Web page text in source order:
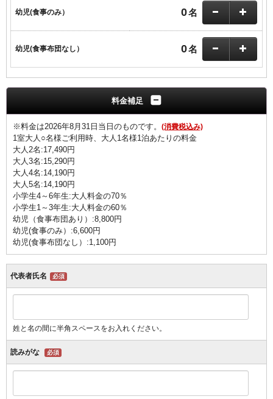
幼児(食事のみ） 0名
幼児(食事布団なし） 0名
料金補足
※料金は2026年8月31日当日のものです。 (消費税込み)
1室大人○名様ご利用時、大人1名様1泊あたりの料金
大人2名:17,490円
大人3名:15,290円
大人4名:14,190円
大人5名:14,190円
小学生4～6年生:大人料金の70％
小学生1～3年生:大人料金の60％
幼児（食事布団あり）:8,800円
幼児(食事のみ）:6,600円
幼児(食事布団なし）:1,100円
代表者氏名 必須
姓と名の間に半角スペースをお入れください。
読みがな 必須